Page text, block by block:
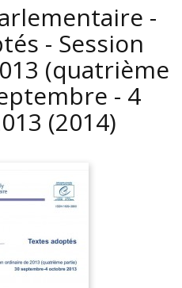
-
- Session
(quatrième
- 4
(2014)